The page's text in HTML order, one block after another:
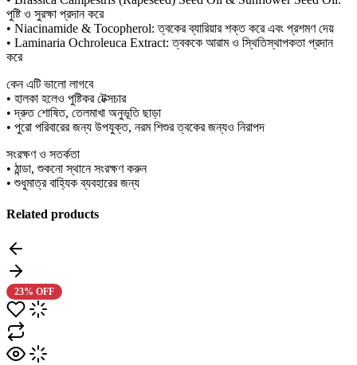
পুষ্টি ও সুরক্ষা প্রদান করে
• Niacinamide & Tocopherol: ত্বকের ব্যারিয়ার শক্ত করে এবং প্রশমণ দেয়
• Laminaria Ochroleuca Extract: ত্বককে আরাম ও স্থিতিস্থাপকতা প্রদান
করে
কেন এটি ভালো লাগবে
• হালকা হলেও পুষ্টিকর টেক্সচার
• দ্রুত শোষিত, তেলমাখা অনুভূতি ছাড়া
• পুরো পরিবারের জন্য উপযুক্ত, নরম শিশুর ত্বকের জন্যও নিরাপদ
সংরক্ষণ ও সতর্কতা
• ঠান্ডা, শুকনো স্থানে সংরক্ষণ করুন
• শুধুমাত্র বাহ্যিক ব্যবহারের জন্য
Related products
23% OFF